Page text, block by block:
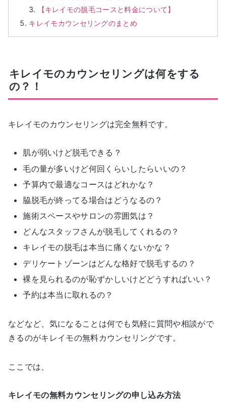
【キレイモの脱毛コースと料金について】
キレイモカウンセリングのまとめ
キレイモのカウンセリングは何をする
の？！
キレイモのカウンセリングは完全無料です。
肌が弱いけど脱毛できる？
毛の量が多いけど何回くらいしたらいいの？
予算内で最適なコースはどれかな？
脇脱毛が終ってる場合はどうなるの？
施術スペースやサロンの雰囲気は？
どんなスタッフさんが脱毛してくれるの？
キレイモの脱毛は本当に痛くないかな？
デリケートゾーンはどんな格好で脱毛するの？
裸を見られるのが恥ずかしいけどどうすればいい？
予約は本当に取れるの？
などなど、気になることは何でも気軽に質問や相談がで
きるのがキレイモの無料カウンセリングです。
ここでは、
キレイモの無料カウンセリングの申し込み方法